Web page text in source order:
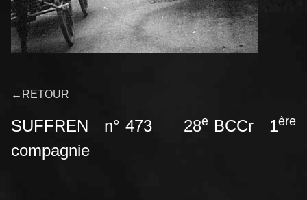
← RETOUR
SUFFREN n° 473 28e BCCr 1ère
compagnie